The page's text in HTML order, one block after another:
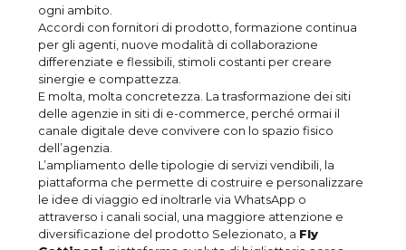
ogni ambito.
Accordi con fornitori di prodotto, formazione continua
per gli agenti, nuove modalità di collaborazione
differenziate e flessibili, stimoli costanti per creare
sinergie e compattezza.
E molta, molta concretezza. La trasformazione dei siti
delle agenzie in siti di e-commerce, perché ormai il
canale digitale deve convivere con lo spazio fisico
dell’agenzia.
L’ampliamento delle tipologie di servizi vendibili, la
piattaforma che permette di costruire e personalizzare
le idee di viaggio ed inoltrarle via WhatsApp o
attraverso i canali social, una maggiore attenzione e
diversificazione del prodotto Selezionato, a Fly